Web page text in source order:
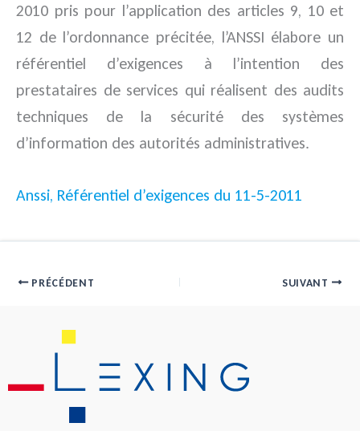
2010 pris pour l’application des articles 9, 10 et
12 de l’ordonnance précitée, l’ANSSI élabore un
référentiel d’exigences à l’intention des
prestataires de services qui réalisent des audits
techniques de la sécurité des systèmes
d’information des autorités administratives.
Anssi, Référentiel d’exigences du 11-5-2011
PRÉCÉDENT SUIVANT